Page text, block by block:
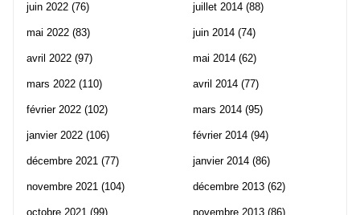
juin 2022 (76)
mai 2022 (83)
avril 2022 (97)
mars 2022 (110)
février 2022 (102)
janvier 2022 (106)
décembre 2021 (77)
novembre 2021 (104)
octobre 2021 (99)
juillet 2014 (88)
juin 2014 (74)
mai 2014 (62)
avril 2014 (77)
mars 2014 (95)
février 2014 (94)
janvier 2014 (86)
décembre 2013 (62)
novembre 2013 (86)